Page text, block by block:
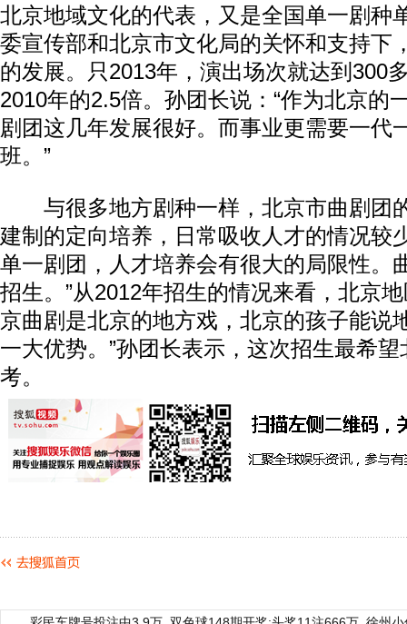
北京地域文化的代表，又是全国单一剧种
委宣传部和北京市文化局的关怀和支持下
的发展。只2013年，演出场次就达到300
2010年的2.5倍。孙团长说：“作为北京的
剧团这几年发展很好。而事业更需要一代
班。”
与很多地方剧种一样，北京市曲剧团
建制的定向培养，日常吸收人才的情况较
单一剧团，人才培养会有很大的局限性。
招生。”从2012年招生的情况来看，北京
京曲剧是北京的地方戏，北京的孩子能说
一大优势。”孙团长表示，这次招生最希
考。